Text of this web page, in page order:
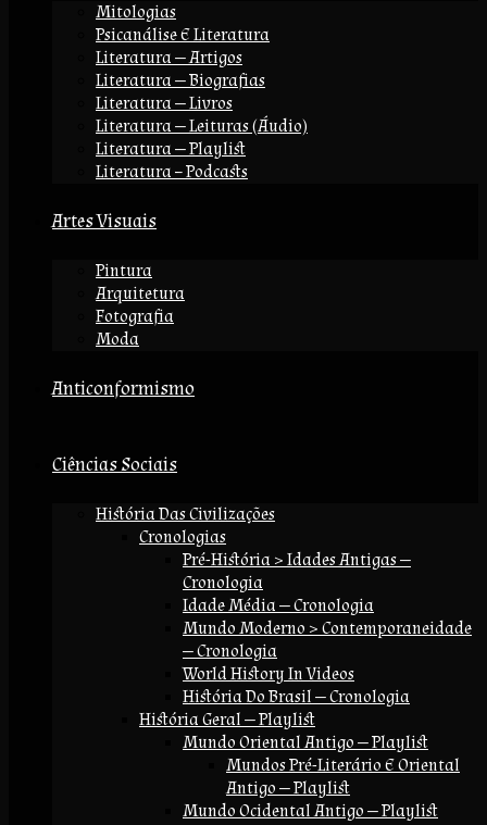
Mitologias
Psicanálise E Literatura
Literatura — Artigos
Literatura — Biografias
Literatura — Livros
Literatura — Leituras (áudio)
Literatura — Playlist
Literatura – Podcasts
Artes Visuais
Pintura
Arquitetura
Fotografia
Moda
Anticonformismo
Ciências Sociais
História Das Civilizações
Cronologias
Pré-História > Idades Antigas —
Cronologia
Idade Média — Cronologia
Mundo Moderno > Contemporaneidade
— Cronologia
World History In Videos
História Do Brasil — Cronologia
História Geral — Playlist
Mundo Oriental Antigo — Playlist
Mundos Pré-Literário E Oriental
Antigo — Playlist
Mundo Ocidental Antigo — Playlist